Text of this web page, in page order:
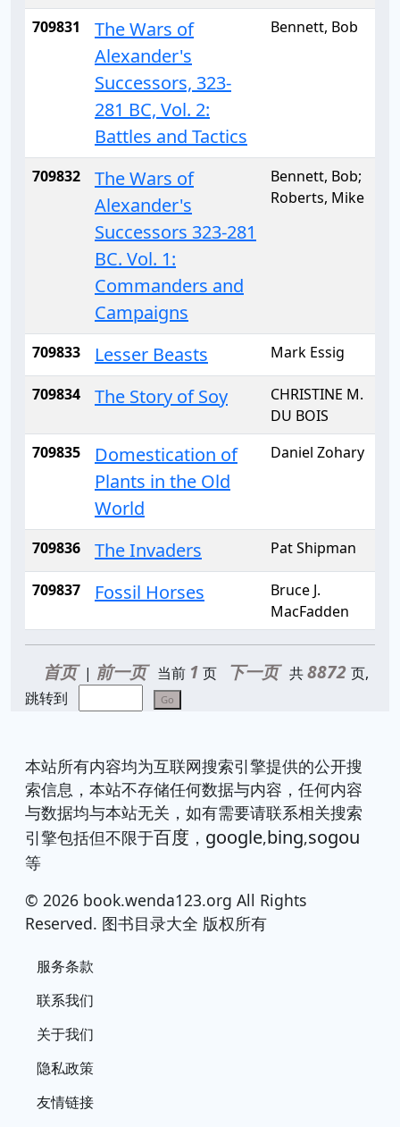
709831
The Wars of
Alexander's
Successors, 323-
281 BC, Vol. 2:
Battles and Tactics
Bennett, Bob
709832
The Wars of
Alexander's
Successors 323-281
BC. Vol. 1:
Commanders and
Campaigns
Bennett, Bob;
Roberts, Mike
709833 Lesser Beasts Mark Essig
709834 The Story of Soy
CHRISTINE M.
DU BOIS
709835
Domestication of
Plants in the Old
World
Daniel Zohary
709836 The Invaders Pat Shipman
709837 Fossil Horses
Bruce J.
MacFadden
首页| 前一页当前 1 页 下一页共8872 页,
跳转到
Go
本站所有内容均为互联网搜索引擎提供的公开搜
索信息，本站不存储任何数据与内容，任何内容
与数据均与本站无关，如有需要请联系相关搜索
引擎包括但不限于百度 ， google,bing,sogou
等
© 2026 book.wenda123.org All Rights
Reserved. 图书目录大全 版权所有
服务条款
联系我们
关于我们
隐私政策
友情链接